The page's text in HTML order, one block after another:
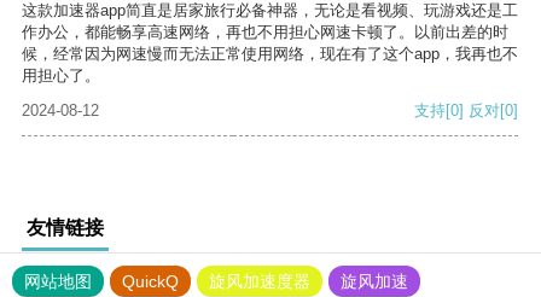
这款加速器app简直是居家旅行必备神器，无论是看视频、玩游戏还是工
作办公，都能畅享高速网络，再也不用担心网速卡顿了。以前出差的时
候，经常因为网速慢而无法正常使用网络，现在有了这个app，我再也不
用担心了。
2024-08-12
支持[0] 反对[0]
友情链接
网站地图 QuickQ 旋风加速度器
旋风加速